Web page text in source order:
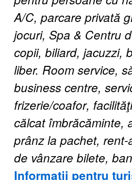
A/C, parcare privată
jocuri, Spa & Centru
copii, biliard, jacuzzi,
liber. Room service, s
business centre, s
frizerie/coafor, f
călcat îmbrăcăminte,
prânz la pachet, rent-
de vânzare bilete, b
Informatii pentru